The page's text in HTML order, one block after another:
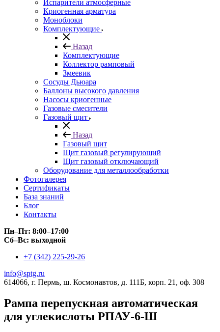
Испарители атмосферные
Криогенная арматура
Моноблоки
Комплектующие
Назад
Комплектующие
Коллектор рамповый
Змеевик
Сосуды Дьюара
Баллоны высокого давления
Насосы криогенные
Газовые смесители
Газовый щит
Назад
Газовый щит
Щит газовый регулирующий
Щит газовый отключающий
Оборудование для металлообработки
Фотогалерея
Сертификаты
База знаний
Блог
Контакты
Пн–Пт: 8:00–17:00
Сб–Вс: выходной
+7 (342) 225-29-26
info@sptg.ru
614066, г. Пермь, ш. Космонавтов, д. 111Б, корп. 21, оф. 308
Рампа перепускная автоматическая
для углекислоты РПАУ-6-Ш